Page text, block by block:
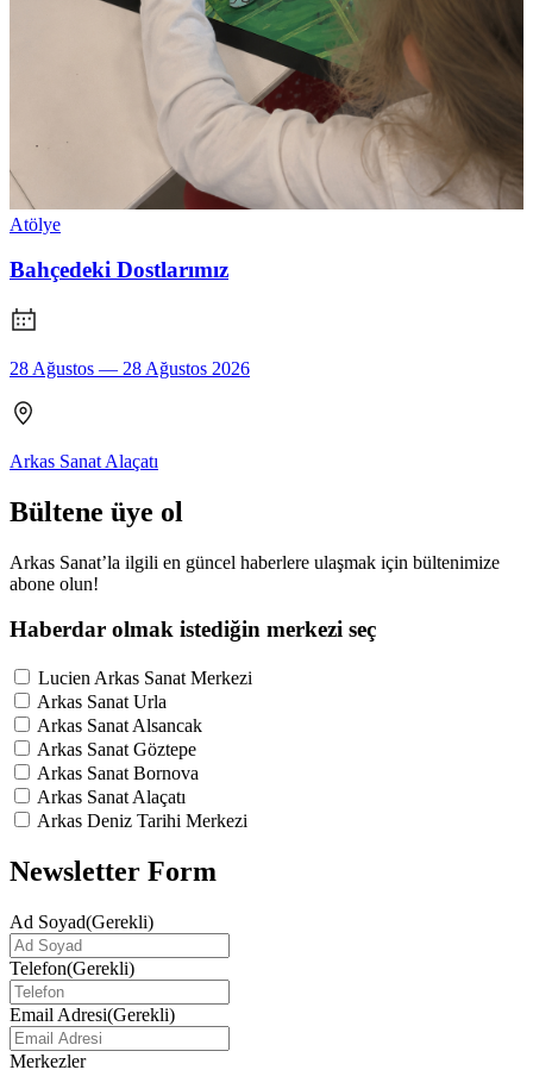
Atölye
Bahçedeki Dostlarımız
28 Ağustos — 28 Ağustos 2026
Arkas Sanat Alaçatı
Bültene üye ol
Arkas Sanat’la ilgili en güncel haberlere ulaşmak için bültenimize
abone olun!
Haberdar olmak istediğin merkezi seç
Lucien Arkas Sanat Merkezi
Arkas Sanat Urla
Arkas Sanat Alsancak
Arkas Sanat Göztepe
Arkas Sanat Bornova
Arkas Sanat Alaçatı
Arkas Deniz Tarihi Merkezi
Newsletter Form
Ad Soyad(Gerekli)
Telefon(Gerekli)
Email Adresi(Gerekli)
Merkezler